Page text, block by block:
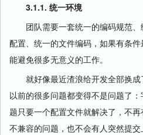
3.1.1. 统一环境
团队需要一套统一的编码规范、
配置、统一的文件编码，如果有条
能避免很多无意义的工作。
就好像最近渣浪给开发全部换成
以前的很多问题都变得不是问题了
题只要一个配置文件就解决了，不
不兼容的问题，也不会有人突然提